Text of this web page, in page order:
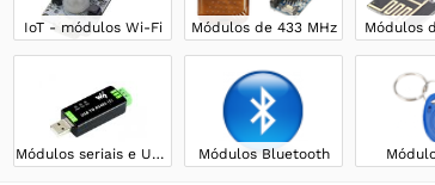
IoT - módulos Wi-Fi Módulos de 433 MHz Módulos
Módulos seriais e USB Módulos Bluetooth